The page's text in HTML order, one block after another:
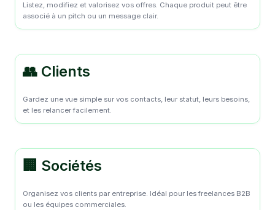
Listez, modifiez et valorisez vos offres. Chaque produit peut être
associé à un pitch ou un message clair.
👥 Clients
Gardez une vue simple sur vos contacts, leur statut, leurs besoins,
et les relancer facilement.
🏢 Sociétés
Organisez vos clients par entreprise. Idéal pour les freelances B2B
ou les équipes commerciales.